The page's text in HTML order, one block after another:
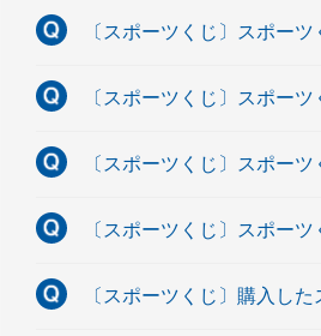
〔スポーツくじ〕スポー
〔スポーツくじ〕スポー
〔スポーツくじ〕スポー
〔スポーツくじ〕スポー
〔スポーツくじ〕購入し